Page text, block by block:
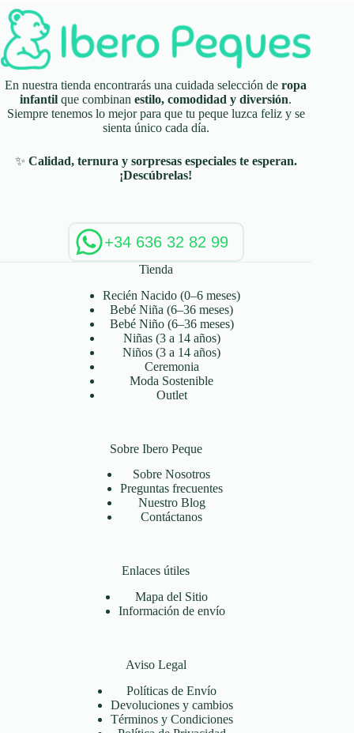
En nuestra tienda encontrarás una cuidada selección deropa
infantilque combinanestilo, comodidad y diversión.
Siempre tenemos lo mejor para que tu peque luzca feliz y se
sienta único cada día.
✨ Calidad, ternura y sorpresas especiales te esperan.
¡Descúbrelas!
+34 636 32 82 99
Tienda
Recién Nacido (0–6 meses)
Bebé Niña (6–36 meses)
Bebé Niño (6–36 meses)
Niñas (3 a 14 años)
Niños (3 a 14 años)
Ceremonia
Moda Sostenible
Outlet
Sobre Ibero Peque
Sobre Nosotros
Preguntas frecuentes
Nuestro Blog
Contáctanos
Enlaces útiles
Mapa del Sitio
Información de envío
Aviso Legal
Políticas de Envío
Devoluciones y cambios
Términos y Condiciones